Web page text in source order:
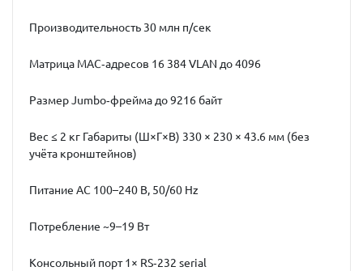
Производительность 30 млн п/сек
Матрица MAC‑адресов 16 384 VLAN до 4096
Размер Jumbo‑фрейма до 9216 байт
Вес ≤ 2 кг Габариты (Ш×Г×В) 330 × 230 × 43.6 мм (без
учёта кронштейнов)
Питание AC 100–240 В, 50/60 Hz
Потребление ~9–19 Вт
Консольный порт 1× RS‑232 serial